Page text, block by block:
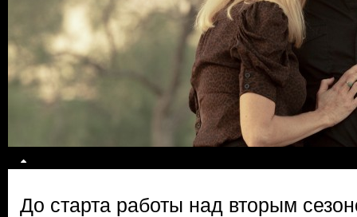
До старта работы над вторым